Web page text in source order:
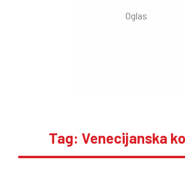
Tag: Venecijanska